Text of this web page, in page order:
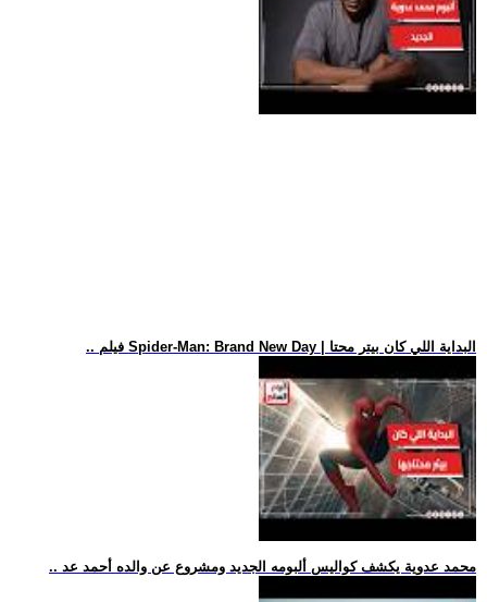
.. فيلم Spider-Man: Brand New Day | البداية اللي كان بيتر محتا
.. محمد عدوية يكشف كواليس ألبومه الجديد ومشروع عن والده أحمد عد